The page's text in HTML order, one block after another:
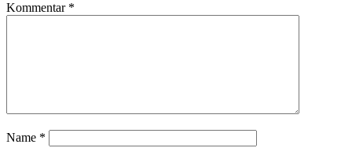
Kommentar *
Name *